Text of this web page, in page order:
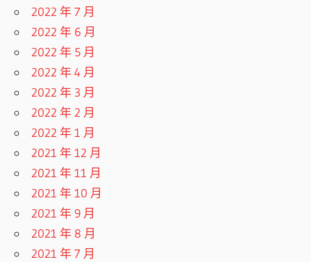
2022 年 7 月
2022 年 6 月
2022 年 5 月
2022 年 4 月
2022 年 3 月
2022 年 2 月
2022 年 1 月
2021 年 12 月
2021 年 11 月
2021 年 10 月
2021 年 9 月
2021 年 8 月
2021 年 7 月